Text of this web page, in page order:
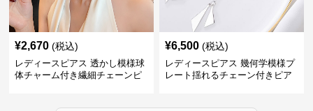
¥2,670 (税込)
レディースピアス 透かし模様球
体チャーム付き繊細チェーンピ
¥6,500 (税込)
レディースピアス 幾何学模様プ
レート揺れるチェーン付きピア